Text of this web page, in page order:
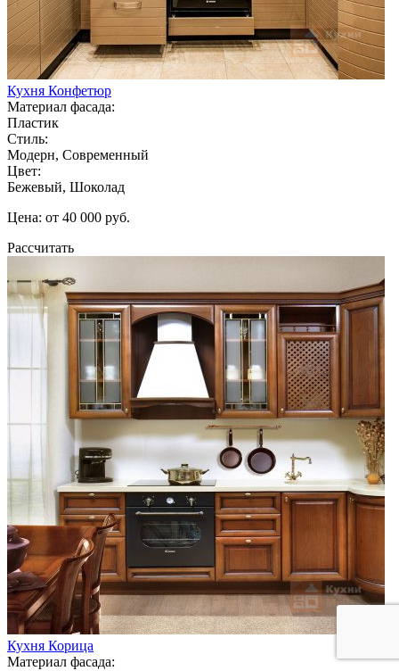
Кухня Конфетюр
Материал фасада:
Пластик
Стиль:
Модерн, Современный
Цвет:
Бежевый, Шоколад
Цена: от 40 000 руб.
Рассчитать
Кухня Корица
Материал фасада: